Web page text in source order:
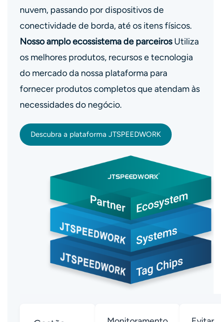
nuvem, passando por dispositivos de
conectividade de borda, até os itens físicos.
Nosso amplo ecossistema de parceirosUtiliza
os melhores produtos, recursos e tecnologia
do mercado da nossa plataforma para
fornecer produtos completos que atendam às
necessidades do negócio.
Descubra a plataforma JTSPEEDWORK